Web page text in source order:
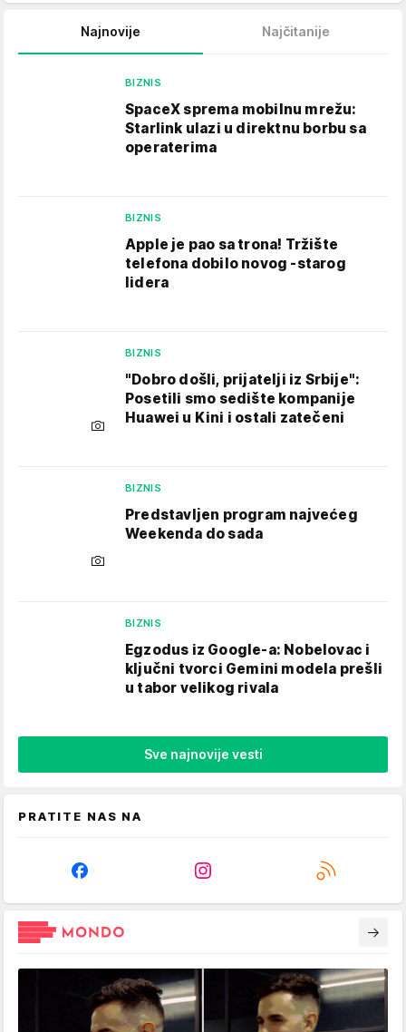
Najnovije Najčitanije
BIZNIS
SpaceX sprema mobilnu mrežu:
Starlink ulazi u direktnu borbu sa
operaterima
BIZNIS
Apple je pao sa trona! Tržište
telefona dobilo novog -starog
lidera
BIZNIS
"Dobro došli, prijatelji iz Srbije":
Posetili smo sedište kompanije
Huawei u Kini i ostali zatečeni
BIZNIS
Predstavljen program najvećeg
Weekenda do sada
BIZNIS
Egzodus iz Google-a: Nobelovac i
ključni tvorci Gemini modela prešli
u tabor velikog rivala
Sve najnovije vesti
PRATITE NAS NA